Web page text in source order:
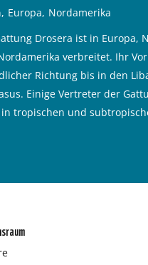
Europa Nordamerika
Drosera ist in Europa,
verbreitet. Ihr
Richtung bis in den
Einige Vertreter der
tropischen und